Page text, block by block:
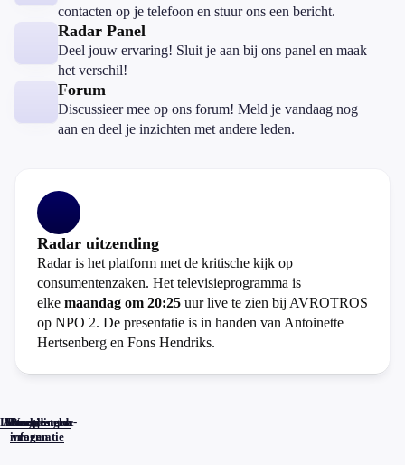
contacten op je telefoon en stuur ons een bericht.
Radar Panel
Deel jouw ervaring! Sluit je aan bij ons panel en maak
het verschil!
Forum
Discussieer mee op ons forum! Meld je vandaag nog
aan en deel je inzichten met andere leden.
Radar uitzending
Radar is het platform met de kritische kijk op
consumentenzaken. Het televisieprogramma is
elke maandag om 20:25 uur live te zien bij AVROTROS
op NPO 2. De presentatie is in handen van Antoinette
Hertsenberg en Fons Hendriks.
Home
Actueel
Uitzendingen
Reacties
Programma-
informatie
Veelgestelde
vragen